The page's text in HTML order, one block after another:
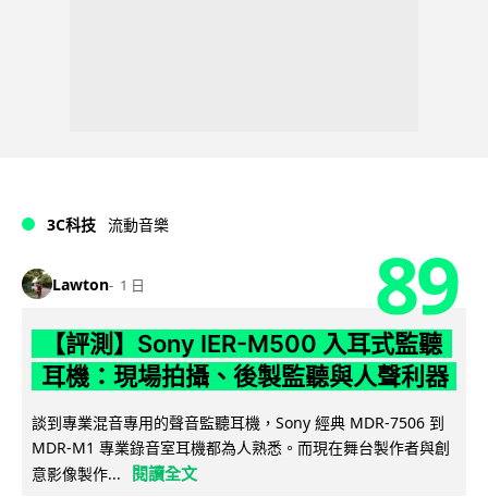
3C科技 流動音樂
Lawton 1 日 89
【評測】Sony IER-M500 入耳式監聽
耳機：現場拍攝、後製監聽與人聲利器
談到專業混音專用的聲音監聽耳機，Sony 經典 MDR-7506 到
MDR-M1 專業錄音室耳機都為人熟悉。而現在舞台製作者與創
意影像製作...
閱讀全文